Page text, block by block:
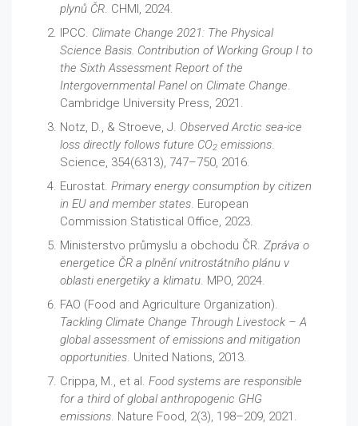
plynů ČR . CHMI, 2024.
IPCC. Climate Change 2021: The Physical
Science Basis. Contribution of Working Group I to
the Sixth Assessment Report of the
Intergovernmental Panel on Climate Change
Cambridge University Press, 2021.
Notz, D., & Stroeve, J. Observed Arctic sea-ice
loss directly follows future CO2 emissions
Science, 354(6313), 747–750, 2016.
Eurostat. Primary energy consumption by citizen
in EU and member states . European
Commission Statistical Office, 2023.
Ministerstvo průmyslu a obchodu ČR. Zpráva o
energetice ČR a plnění vnitrostátního plánu v
oblasti energetiky a klimatu . MPO, 2024.
FAO (Food and Agriculture Organization).
Tackling Climate Change Through Livestock – A
global assessment of emissions and mitigation
opportunities . United Nations, 2013.
Crippa, M., et al. Food systems are responsible
for a third of global anthropogenic GHG
emissions . Nature Food, 2(3), 198–209, 2021.